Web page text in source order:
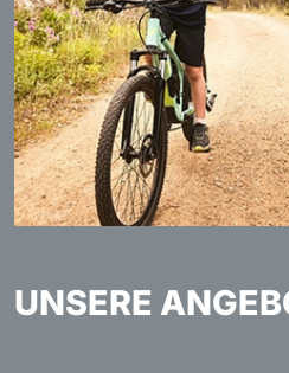
UNSERE